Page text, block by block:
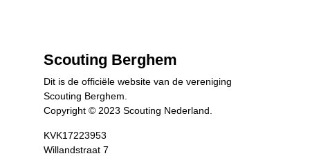
Scouting Berghem
Dit is de officiële website van de vereniging
Scouting Berghem.
Copyright © 2023 Scouting Nederland.
KVK17223953
Willandstraat 7